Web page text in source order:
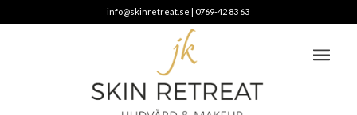
info@skinretreat.se | 0769-42 83 63